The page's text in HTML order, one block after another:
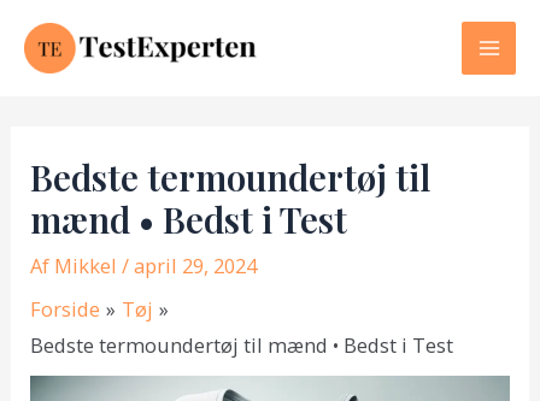
Bedste termoundertøj til
mænd • Bedst i Test
Af Mikkel/ april 29, 2024
Forside
Tøj
Bedste termoundertøj til mænd • Bedst i Test